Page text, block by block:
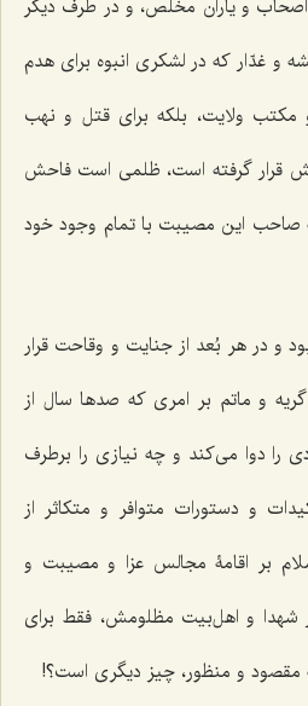
اصحاب و یاران مخلص، و در طرف دیگر
و غدّار که در لشکری انبوه برای هدم
ولایت، بلکه برای قتل و نهب
گرفته است، ظلمی است فاحش
صاحب این مصیبت با تمام وجود خود
و در هر بُعد از جنایت و وقاحت قرار
و ماتم بر امری که صدها سال از
را دوا می‌کند و چه نیازی را برطرف
و دستورات متوافر و متکاثر از
بر اقامۀ مجالس عزا و مصیبت و
شهدا و اهل‌بیت مظلومش، فقط برای
مقصود و منظور، چیز دیگری است؟!